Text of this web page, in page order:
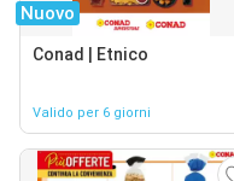
Nuovo
Conad | Etnico
Valido per 6 giorni